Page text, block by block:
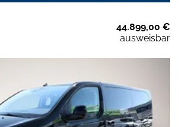
44.899,00 €
ausweisbar